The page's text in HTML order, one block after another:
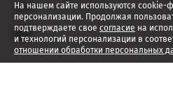
На нашем сайте используются cookie-
персонализации. Продолжая
подтверждаете свое согласие на
и технологий персонализации в
отношении обработки персональных
2026